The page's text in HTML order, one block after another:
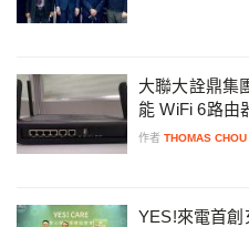
大聯大詮鼎集
能 WiFi 6路由
作者 THOMAS CHOU
YES!來電首